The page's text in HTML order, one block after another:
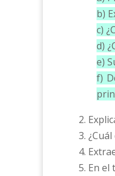
b)
c)
d)
e)
f)
2.
3.
4.
5. En el